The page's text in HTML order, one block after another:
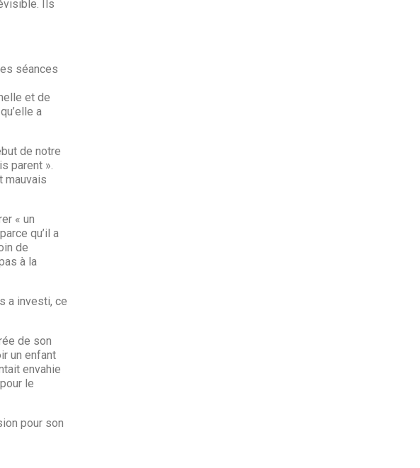
Ils
séances
et de
a
de notre
parent ».
mauvais
« un
qu’il a
de
à la
a investi, ce
de son
un enfant
envahie
le
pour son